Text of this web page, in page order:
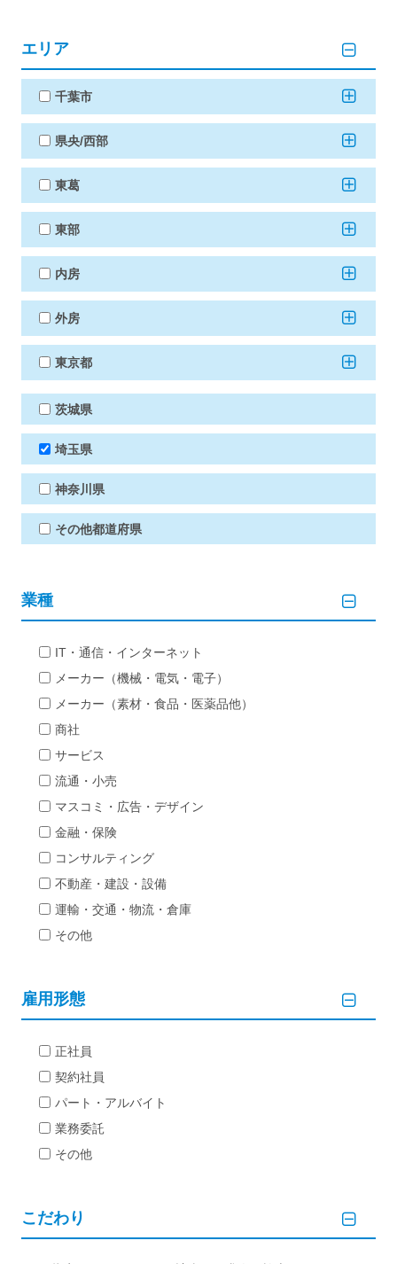
エリア
千葉市
県央/西部
東葛
東部
内房
外房
東京都
茨城県
埼玉県
神奈川県
その他都道府県
業種
IT・通信・インターネット
メーカー（機械・電気・電子）
メーカー（素材・食品・医薬品他）
商社
サービス
流通・小売
マスコミ・広告・デザイン
金融・保険
コンサルティング
不動産・建設・設備
運輸・交通・物流・倉庫
その他
雇用形態
正社員
契約社員
パート・アルバイト
業務委託
その他
こだわり